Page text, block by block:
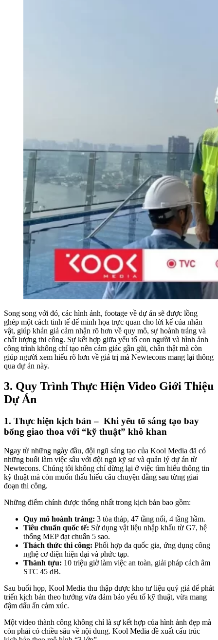
Song song với đó, các hình ảnh, footage về dự án sẽ được lồng
ghép một cách tinh tế để minh họa trực quan cho lời kể của nhân
vật, giúp khán giả cảm nhận rõ hơn về quy mô, sự hoành tráng và
chất lượng thi công. Sự kết hợp giữa yếu tố con người và hình ảnh
công trình không chỉ tạo nên cảm giác gần gũi, chân thật mà còn
giúp người xem hiểu rõ hơn về giá trị mà Newtecons mang lại thông
qua dự án này.
3. Quy Trình Thực Hiện Video Giới Thiệu
Dự Án
1. Thực hiện kịch bản – Khi yếu tố sáng tạo bay
bổng giao thoa với “kỹ thuật” khô khan
Ngay từ những ngày đầu, đội ngũ sáng tạo của Kool Media đã có
những buổi làm việc sâu với đội ngũ kỹ sư và quản lý dự án từ
Newtecons. Chúng tôi không chỉ dừng lại ở việc tìm hiểu thông tin
kỹ thuật mà còn muốn thấu hiểu câu chuyện đằng sau từng giai
đoạn thi công.
Những điểm chính được thống nhất trong kịch bản bao gồm:
Quy mô hoành tráng: 3 tòa tháp, 47 tầng nổi, 4 tầng hầm.
Tiêu chuẩn quốc tế: Sử dụng vật liệu nhập khẩu từ G7, hệ
thống MEP đạt chuẩn 5 sao.
Thách thức thi công: Phối hợp đa quốc gia, ứng dụng công
nghệ cơ điện hiện đại và phức tạp.
Thành tựu: 10 triệu giờ làm việc an toàn, giải pháp cách âm
STC 45 dB.
Sau buổi họp, Kool Media thu thập được kho tư liệu quý giá để phát
triển kịch bản theo hướng vừa đảm bảo yếu tố kỹ thuật, vừa mang
đậm dấu ấn cảm xúc.
Một video thành công không chỉ là sự kết hợp của hình ảnh đẹp mà
còn phải có chiều sâu về nội dung. Kool Media đề xuất cấu trúc